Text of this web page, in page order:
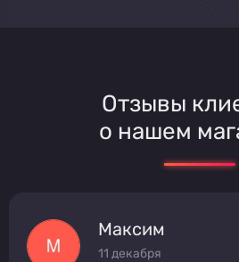
Отзывы
о нашем
Максим
11 декабря